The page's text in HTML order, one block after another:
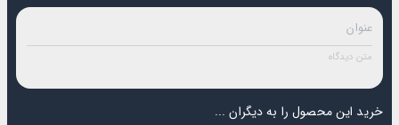
خرید این محصول را به دیگران ...